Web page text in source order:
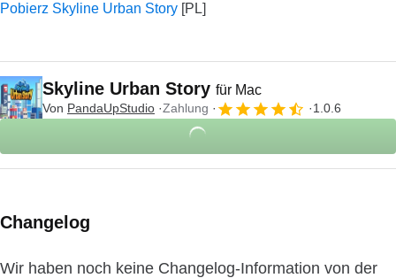
Pobierz Skyline Urban Story
Skyline Urban Story für Mac
Von PandaUpStudio Zahlung 1.0.6
Changelog
Wir haben noch keine Changelog-Information von der